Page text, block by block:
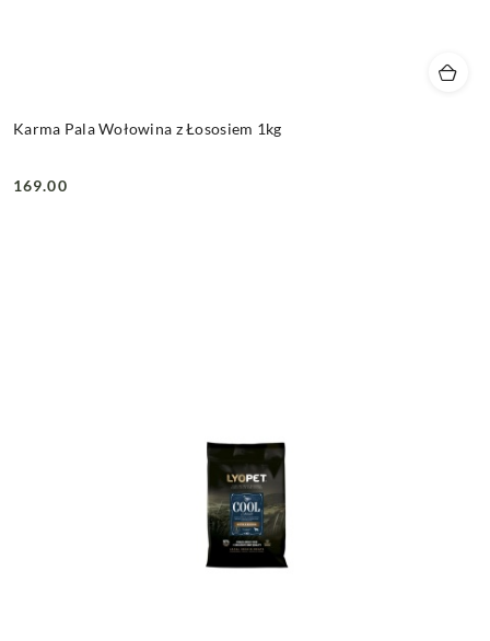
Karma Pala Wołowina z Łososiem 1kg
Cena:
169.00